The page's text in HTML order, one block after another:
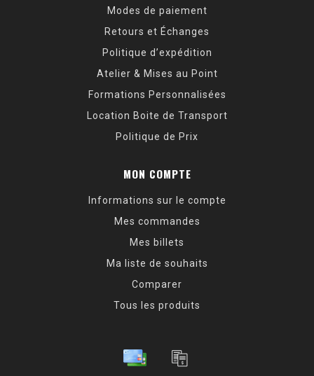
Modes de paiement
Retours et Échanges
Politique d’expédition
Atelier & Mises au Point
Formations Personnalisées
Location Boite de Transport
Politique de Prix
MON COMPTE
Informations sur le compte
Mes commandes
Mes billets
Ma liste de souhaits
Comparer
Tous les produits